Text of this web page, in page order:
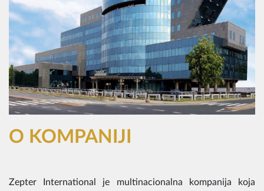
O KOMPANIJI
Zepter International je multinacionalna kompanija koja